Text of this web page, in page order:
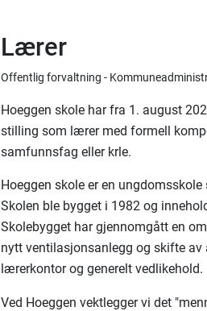
Lærer
Offentlig forvaltning -
Hoeggen skole har fra 1. august
stilling som lærer med formell
samfunnsfag eller krle.
Hoeggen skole er en
Skolen ble bygget i 1982 og
Skolebygget har gjennomgått en
nytt ventilasjonsanlegg og skifte av
lærerkontor og generelt vedlikehold.
Ved Hoeggen vektlegger vi det